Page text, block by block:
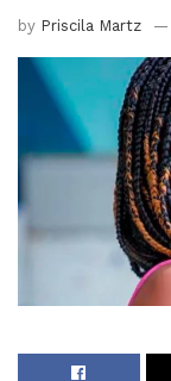
by Priscila Martz